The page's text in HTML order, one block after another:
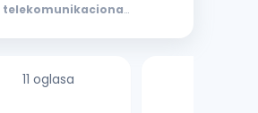
telekomunikaciona
11 oglasa